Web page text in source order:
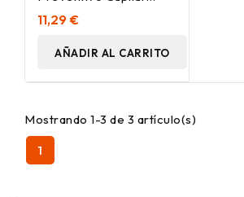
200Ml
11,29 €
AÑADIR AL CARRITO
Mostrando 1-3 de 3 artículo(s)
1